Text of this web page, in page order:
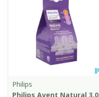
Philips
Philips Avent Natural 3.0